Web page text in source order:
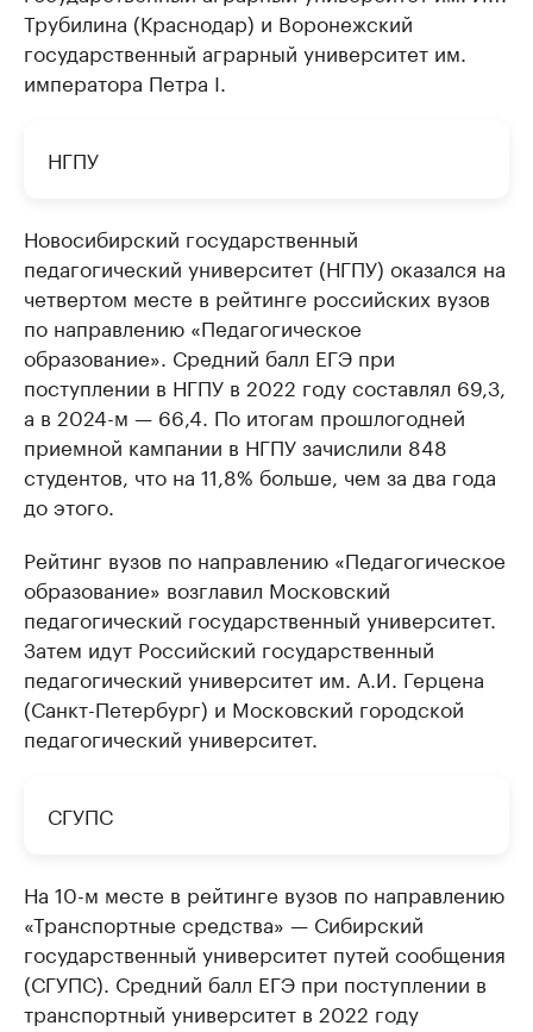
Трубилина (Краснодар) и Воронежский
государственный аграрный университет им.
императора Петра I.
НГПУ
Новосибирский государственный
педагогический университет (НГПУ) оказался на
четвертом месте в рейтинге российских вузов
по направлению «Педагогическое
образование». Средний балл ЕГЭ при
поступлении в НГПУ в 2022 году составлял 69,3,
а в 2024-м — 66,4. По итогам прошлогодней
приемной кампании в НГПУ зачислили 848
студентов, что на 11,8% больше, чем за два года
до этого.
Рейтинг вузов по направлению «Педагогическое
образование» возглавил Московский
педагогический государственный университет.
Затем идут Российский государственный
педагогический университет им. А.И. Герцена
(Санкт-Петербург) и Московский городской
педагогический университет.
СГУПС
На 10-м месте в рейтинге вузов по направлению
«Транспортные средства» — Сибирский
государственный университет путей сообщения
(СГУПС). Средний балл ЕГЭ при поступлении в
транспортный университет в 2022 году